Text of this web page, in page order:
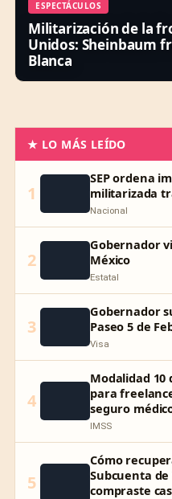
ESPECTÁCULOS
Militarización de la
Unidos: Sheinbaum
Blanca
★ LO MÁS LEÍDO
1
SEP ordena
militarizada
Nacional
2
Gobernador
México
Estatal
3
Gobernador
Paseo 5 de
Visa
4
Modalidad 10
para
seguro
IMSS
5
Cómo
Subcuenta
compraste